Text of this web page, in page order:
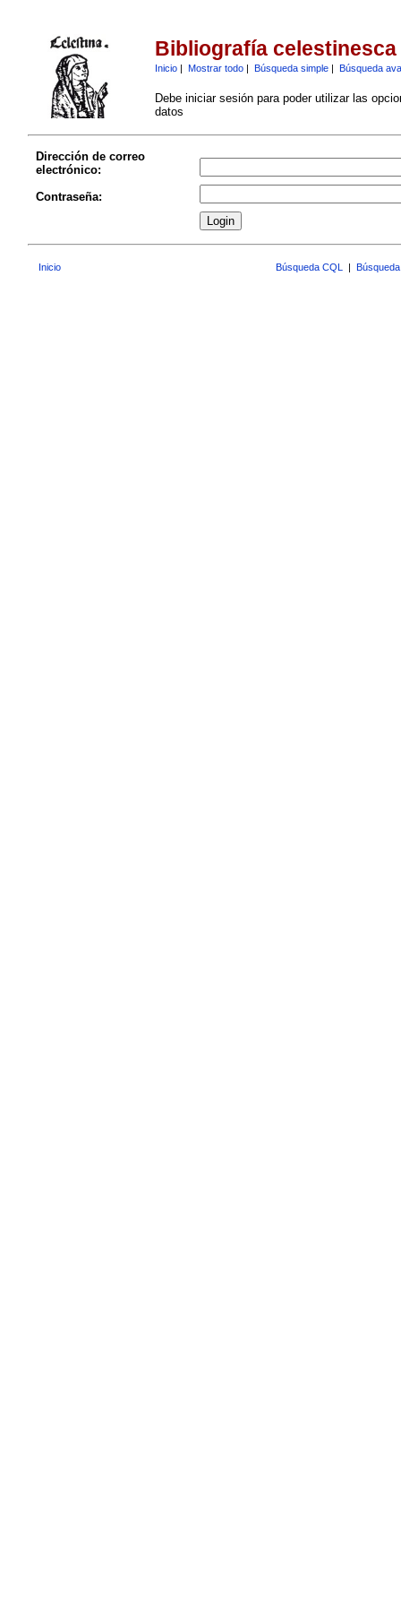
Bibliografía celestinesca
Inicio| Mostrar todo| Búsqueda simple| Búsqueda
Debe iniciar sesión para poder utilizar las
datos
Dirección de correo
electrónico:
Contraseña:
Inicio Búsqueda CQL |